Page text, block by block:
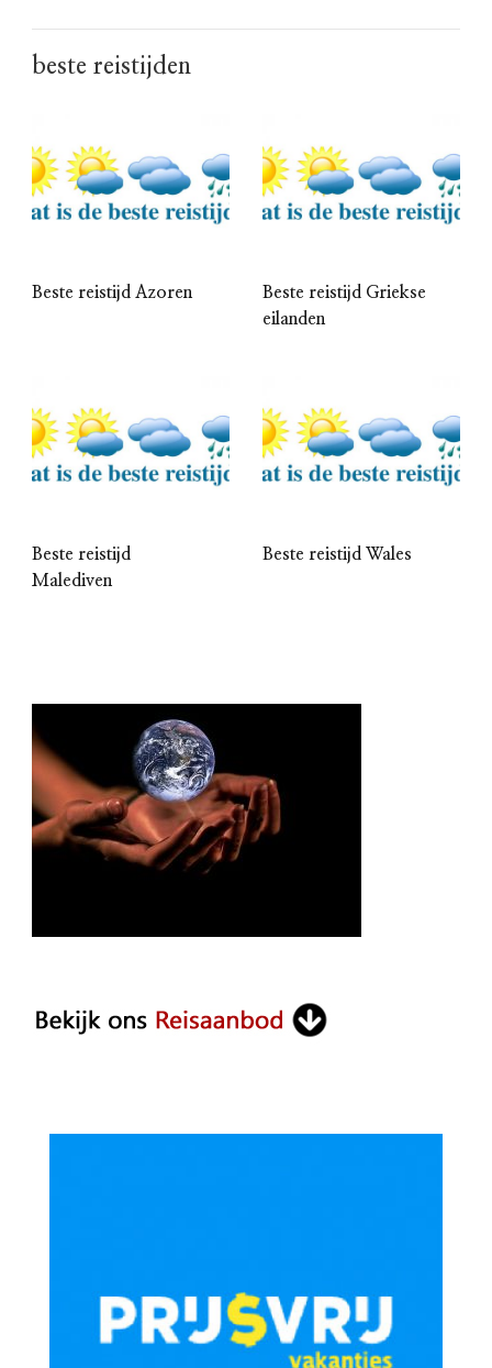
beste reistijden
Beste reistijd Azoren
Beste reistijd Griekse
eilanden
Beste reistijd
Malediven
Beste reistijd Wales